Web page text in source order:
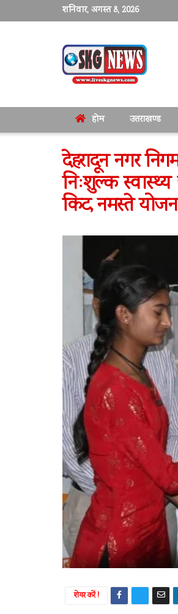
शनिवार, अगस्त 8, 2026
होम उत्तराखण्ड
देहरादून नगर
निःशुल्क
किट, नमस्ते
शेयर करें !